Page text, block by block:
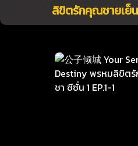
ลิขิตรักคุณชายเย็น